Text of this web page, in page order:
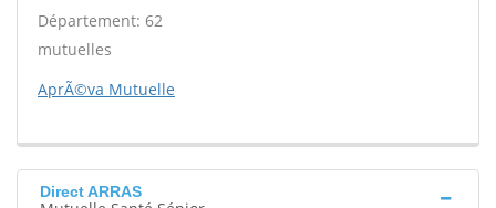
Département: 62
mutuelles
AprÃ©va Mutuelle
Direct ARRAS